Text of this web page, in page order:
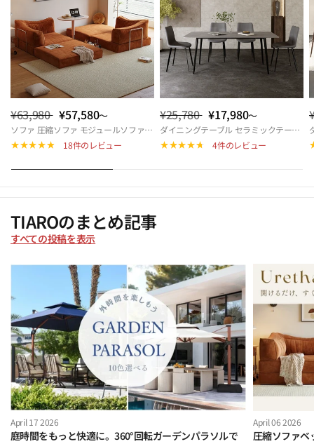
¥63,980 ¥57,580～
ソファ 圧縮ソファ モジュールソファ ソファベッド ダブル モジュール式ソファ 圧縮ソファーベッド 折りたたみソファベッド 来客対応 北欧 おしゃれ リビング 多機能 快適座面 hemw-5426
18件のレビュー
¥25,780 ¥17,980～
ダイニングテーブル セラミックテーブル 幅140cm 幅160cm 4人掛け 6人掛け 北欧風 モダン 長方形 食卓テーブル おしゃれ リビング カフェ風 ダイニングセット対応 9513-604hs
4件のレビュー
TIAROのまとめ記事
すべての投稿を表示
April 17 2026
庭時間をもっと快適に。360°回転ガーデンパラソルで
April 06 2026
圧縮ソファベ